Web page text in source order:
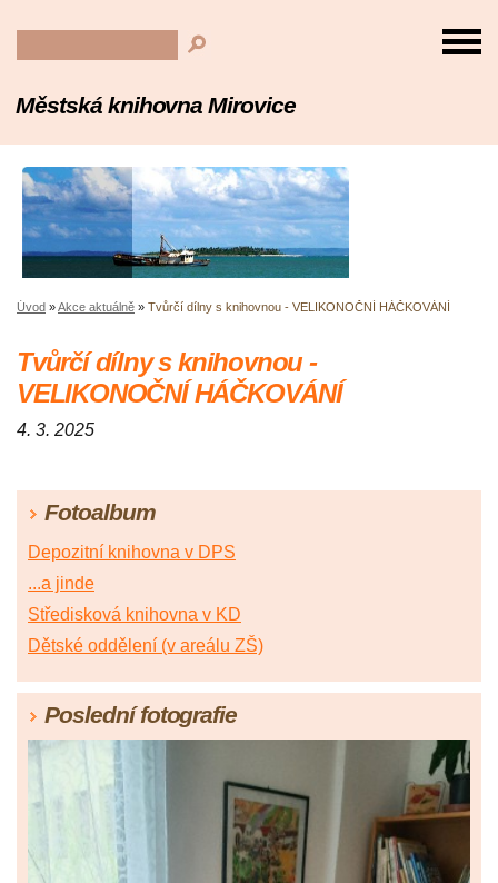
Městská knihovna Mirovice
Úvod »Akce aktuálně » Tvůrčí dílny s knihovnou - VELIKONOČNÍ HÁČKOVÁNÍ
Tvůrčí dílny s knihovnou -
VELIKONOČNÍ HÁČKOVÁNÍ
4. 3. 2025
Fotoalbum
Depozitní knihovna v DPS
...a jinde
Středisková knihovna v KD
Dětské oddělení (v areálu ZŠ)
Poslední fotografie